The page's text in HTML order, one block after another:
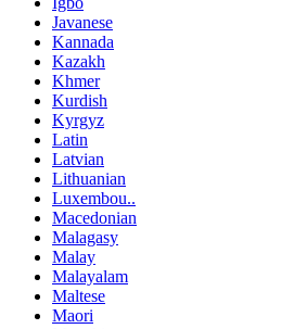
Javanese
Kannada
Kazakh
Khmer
Kurdish
Kyrgyz
Latin
Latvian
Lithuanian
Luxembou..
Macedonian
Malagasy
Malay
Malayalam
Maltese
Maori